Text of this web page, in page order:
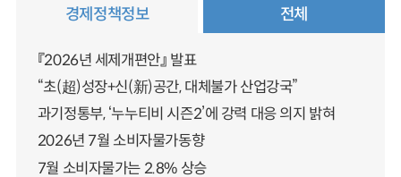
경제정책정보 전체
『2026년 세제개편안』 발표
“초(超)성장+신(新)공간, 대체불가 산업강국”
과기정통부, ‘누누티비 시즌2’에 강력 대응 의지 밝혀
2026년 7월 소비자물가동향
7월 소비자물가는 2.8% 상승